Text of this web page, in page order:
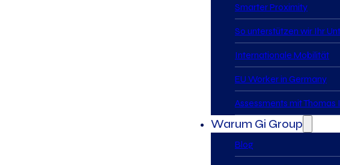
Smarter Proximity
So unterstützen wir Ihr
Internationale Mobilität
EU Worker in Germany
Assessments mit
Warum Gi Group
Blog